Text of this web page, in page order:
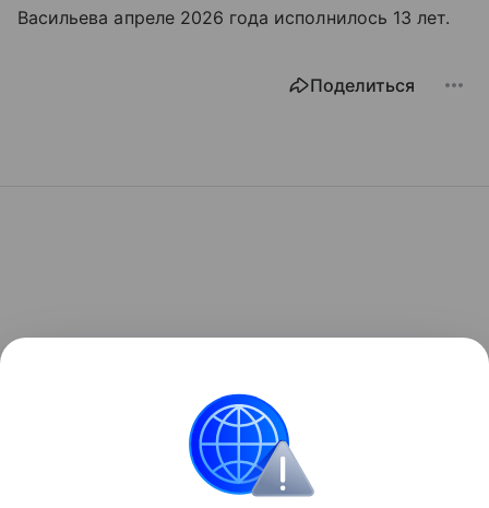
Васильева апреле 2026 года исполнилось 13 лет.
Поделиться